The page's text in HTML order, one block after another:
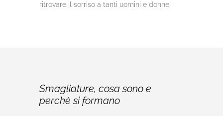
ritrovare il sorriso a tanti uomini e donne.
Smagliature, cosa sono e
perchè si formano